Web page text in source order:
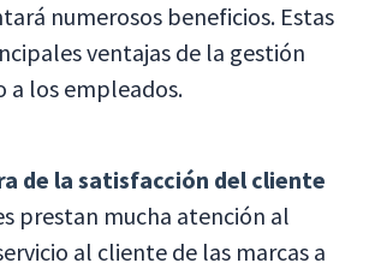
numerosos beneficios. Estas
ventajas de la gestión
a los empleados.
de la satisfacción del cliente
prestan mucha atención al
al cliente de las marcas a